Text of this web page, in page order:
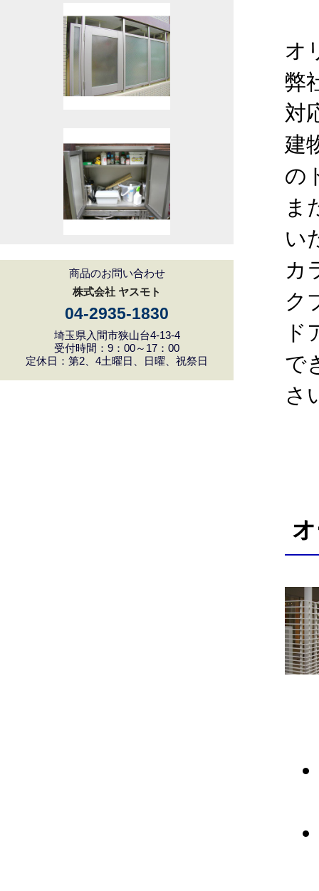
商品のお問い合わせ
株式会社 ヤスモト
04-2935-1830
埼玉県入間市狭山台4-13-4
受付時間：9：00～17：00
定休日：第2、4土曜日、日曜、祝祭日
オ
弊
対
建
の
ま
い
カ
ク
ド
で
さ